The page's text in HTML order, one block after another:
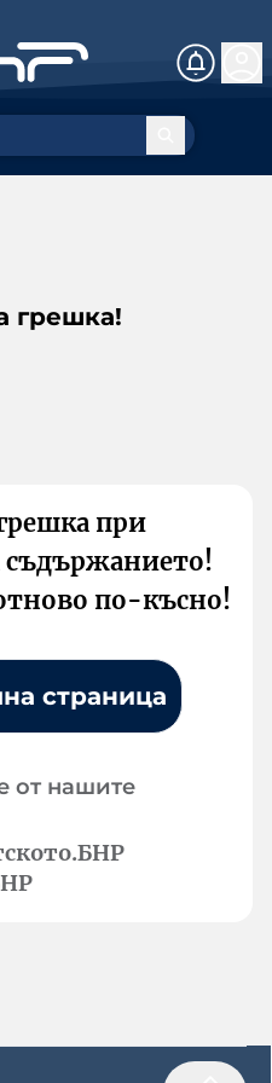
грешка!
при
съдържанието!
по-късно!
страница
от нашите